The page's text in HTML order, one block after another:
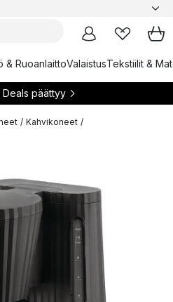
& RuoanlaittoValaistusTekstiilit &
päättyy
/ Kahvikoneet /